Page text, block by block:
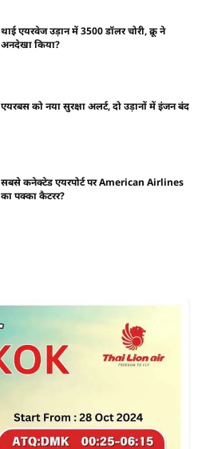
थाई एयरवेज उड़ान में 3500 डॉलर चोरी, क्रू ने
अनदेखा किया?
एयरबस को नया सुरक्षा अलर्ट, दो उड़ानों में इंजन बंद
सबसे कनेक्टेड एयरपोर्ट पर American Airlines
का पक्का कैटरर?